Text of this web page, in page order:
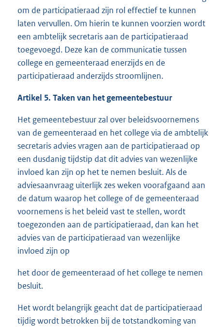
om de participatieraad zijn rol effectief te kunnen
laten vervullen. Om hierin te kunnen voorzien wordt
een ambtelijk secretaris aan de participatieraad
toegevoegd. Deze kan de communicatie tussen
college en gemeenteraad enerzijds en de
participatieraad anderzijds stroomlijnen.
Artikel 5. Taken van het gemeentebestuur
Het gemeentebestuur zal over beleidsvoornemens
van de gemeenteraad en het college via de ambtelijk
secretaris advies vragen aan de participatieraad op
een dusdanig tijdstip dat dit advies van wezenlijke
invloed kan zijn op het te nemen besluit. Als de
adviesaanvraag uiterlijk zes weken voorafgaand aan
de datum waarop het college of de gemeenteraad
voornemens is het beleid vast te stellen, wordt
toegezonden aan de participatieraad, dan kan het
advies van de participatieraad van wezenlijke
invloed zijn op
het door de gemeenteraad of het college te nemen
besluit.
Het wordt belangrijk geacht dat de participatieraad
tijdig wordt betrokken bij de totstandkoming van